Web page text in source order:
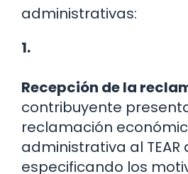
administrativas:
1.
Recepción de la
contribuyente
reclamación
administrativa al TEAR
especificando los